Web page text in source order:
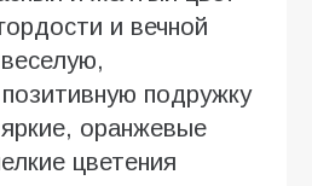
и вечной
подружку
оранжевые
цветения